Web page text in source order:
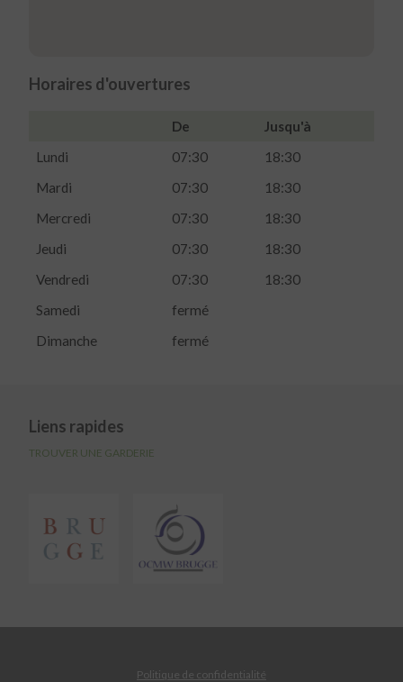
Horaires d'ouvertures
De
Jusqu'à
Lundi
07:30
18:30
Mardi
07:30
18:30
Mercredi
07:30
18:30
Jeudi
07:30
18:30
Vendredi
07:30
18:30
Samedi
fermé
Dimanche
fermé
Liens rapides
TROUVER UNE GARDERIE
Politique de confidentialité